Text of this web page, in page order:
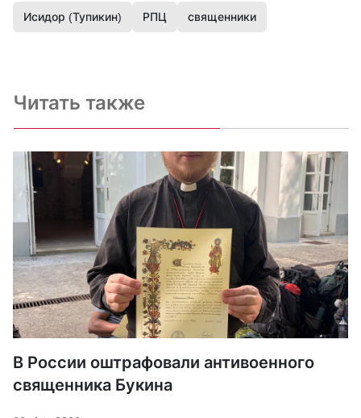
Исидор (Тупикин) РПЦ священники
Читать также
В России оштрафовали антивоенного
священника Букина